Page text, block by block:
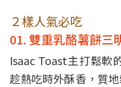
２樣人氣必吃
01. 雙重乳酪薯餅三
Isaac Toast主打鬆軟
趁熱吃時外酥香，質